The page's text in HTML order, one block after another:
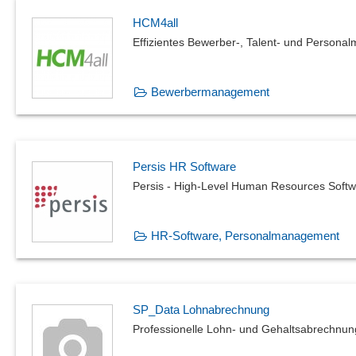
HCM4all
Effizientes Bewerber-, Talent- und
Bewerbermanagement
Persis HR Software
Persis - High-Level Human Resources
HR-Software, Personalmanagement
SP_Data Lohnabrechnung
Professionelle Lohn- und